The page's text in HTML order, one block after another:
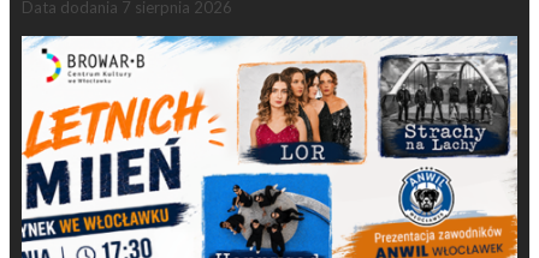
Data dodania 7 sierpnia 2026